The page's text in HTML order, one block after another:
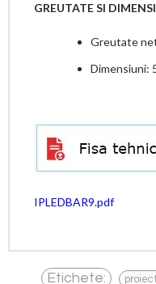
GREUTATE SI
Greutate
Dimensiuni:
IPLEDBAR9.pdf
Etichete: